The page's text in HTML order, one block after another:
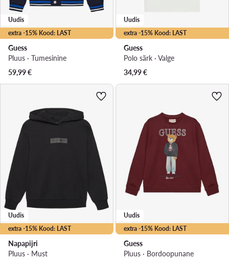
extra -15% Kood: LAST
Uudis
Guess
Pluus · Tumesinine
59,99€
extra -15% Kood: LAST
Uudis
Guess
Polo särk · Valge
34,99€
extra -15% Kood: LAST
Uudis
Napapijri
Pluus · Must
extra -15% Kood: LAST
Uudis
Guess
Pluus · Bordoopunane